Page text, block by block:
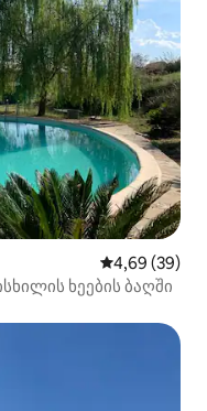
საშუალო
4,69 (39)
ხეების ბაღში